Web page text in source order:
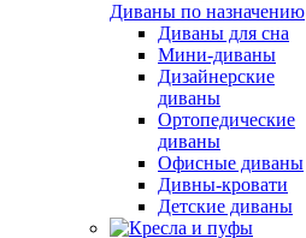
Диваны по назначению
Диваны для сна
Мини-диваны
Дизайнерские
диваны
Ортопедические
диваны
Офисные диваны
Дивны-кровати
Детские диваны